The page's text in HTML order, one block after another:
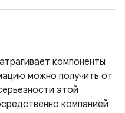
компоненты
можно получить от
этой
компанией